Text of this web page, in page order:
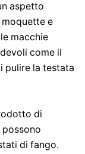
aspetto
e
macchie
come il
pulire la testata
di
di fango.